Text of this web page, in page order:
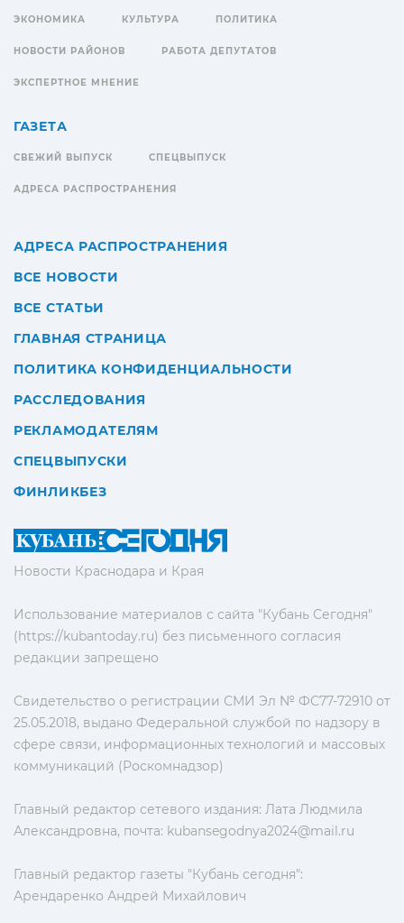
Новости Краснодара и Края
Использование материалов с сайта "Кубань Сегодня"
(https://kubantoday.ru) без письменного согласия
редакции запрещено
Свидетельство о регистрации СМИ Эл № ФС77-72910 от
25.05.2018, выдано Федеральной службой по надзору в
сфере связи, информационных технологий и массовых
коммуникаций (Роскомнадзор)
Главный редактор сетевого издания: Лата Людмила
Александровна, почта: kubansegodnya2024@mail.ru
Главный редактор газеты "Кубань сегодня":
Арендаренко Андрей Михайлович
ЭКОНОМИКА КУЛЬТУРА ПОЛИТИКА
НОВОСТИ РАЙОНОВ РАБОТА ДЕПУТАТОВ
ЭКСПЕРТНОЕ МНЕНИЕ
ГАЗЕТА
СВЕЖИЙ ВЫПУСК СПЕЦВЫПУСК
АДРЕСА РАСПРОСТРАНЕНИЯ
АДРЕСА РАСПРОСТРАНЕНИЯ
ВСЕ НОВОСТИ
ВСЕ СТАТЬИ
ГЛАВНАЯ СТРАНИЦА
ПОЛИТИКА КОНФИДЕНЦИАЛЬНОСТИ
РАССЛЕДОВАНИЯ
РЕКЛАМОДАТЕЛЯМ
СПЕЦВЫПУСКИ
ФИНЛИКБЕЗ